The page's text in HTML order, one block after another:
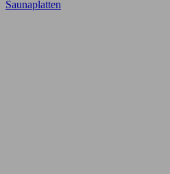
Saunaplatten